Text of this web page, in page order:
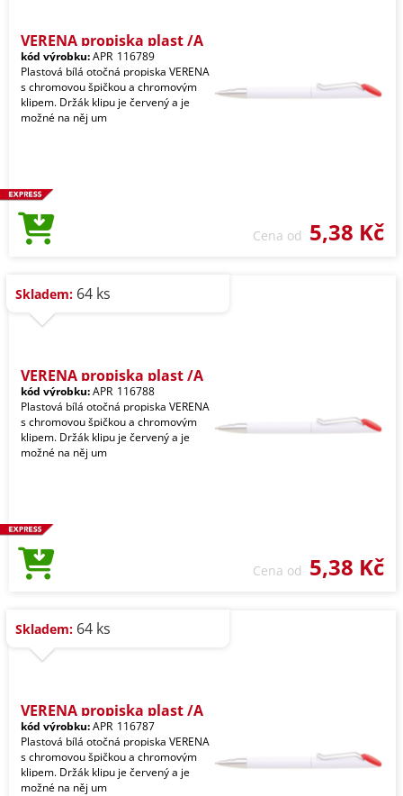
VERENA propiska plast /A
kód výrobku:APR_116789
Plastová bílá otočná propiska VERENA
s chromovou špičkou a chromovým
klipem. Držák klipu je červený a je
možné na něj um
Cena od 5,38 Kč
Skladem: 64 ks
VERENA propiska plast /A
kód výrobku:APR_116788
Plastová bílá otočná propiska VERENA
s chromovou špičkou a chromovým
klipem. Držák klipu je červený a je
možné na něj um
Cena od 5,38 Kč
Skladem: 64 ks
VERENA propiska plast /A
kód výrobku:APR_116787
Plastová bílá otočná propiska VERENA
s chromovou špičkou a chromovým
klipem. Držák klipu je červený a je
možné na něj um